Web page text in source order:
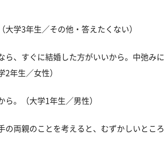
大学3年生／その他・答えたくない）
ら、すぐに結婚した方がいいから。中弛みに
2年生／女性）
ら。（大学1年生／男性）
の両親のことを考えると、むずかしいところ